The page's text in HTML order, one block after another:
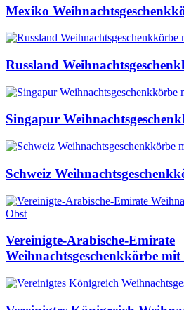
Mexiko
Russland
Singapur
Schweiz
Vereinigte-Arabische-Emirate
Weihnachtsgeschenkkörbe mit